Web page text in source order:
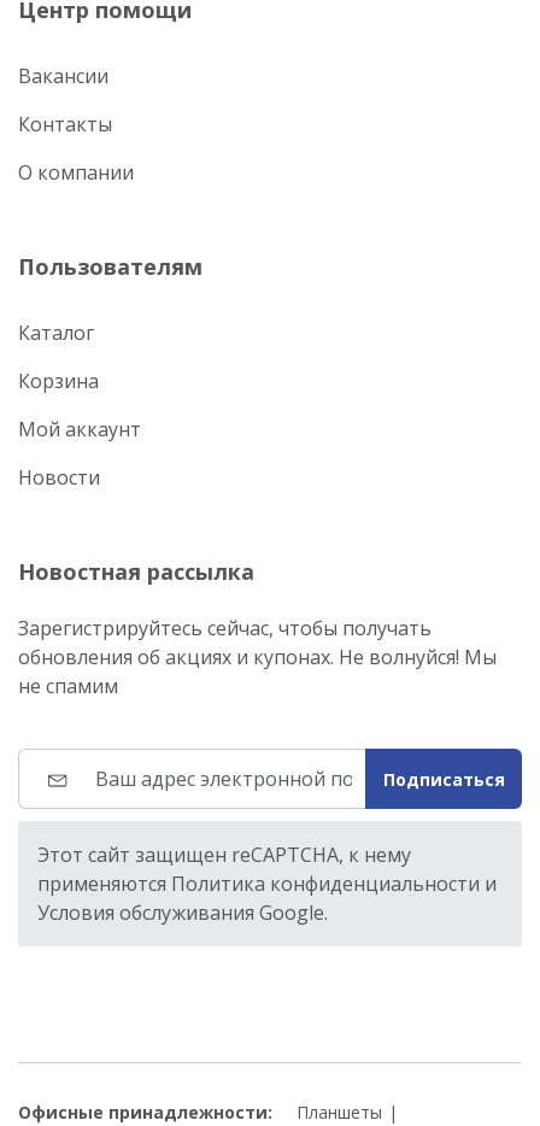
Центр помощи
Вакансии
Контакты
О компании
Пользователям
Каталог
Корзина
Мой аккаунт
Новости
Новостная рассылка
Зарегистрируйтесь сейчас, чтобы получать
обновления об акциях и купонах. Не волнуйся! Мы
не спамим
Подписаться
Этот сайт защищен reCAPTCHA, к нему
применяются Политика конфиденциальности и
Условия обслуживания Google.
Офисные принадлежности:
Планшеты